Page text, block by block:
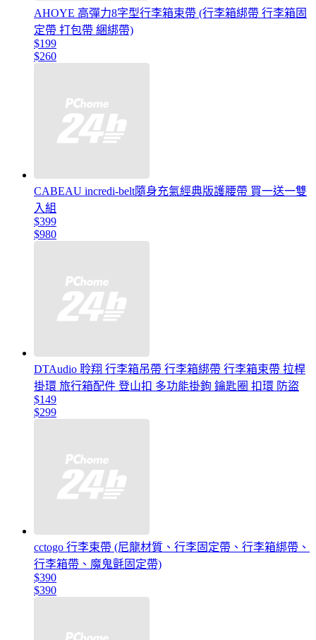
AHOYE 高彈力8字型行李箱束帶 (行李箱綁帶 行李箱固
定帶 打包帶 綑綁帶)
$199
$260
CABEAU incredi-belt隨身充氣經典版護腰帶 買一送一雙
入組
$399
$980
DTAudio 聆翔 行李箱吊帶 行李箱綁帶 行李箱束帶 拉桿
掛環 旅行箱配件 登山扣 多功能掛鉤 鑰匙圈 扣環 防盜
$149
$299
cctogo 行李束帶 (尼龍材質、行李固定帶、行李箱綁帶、
行李箱帶、魔鬼氈固定帶)
$390
$390